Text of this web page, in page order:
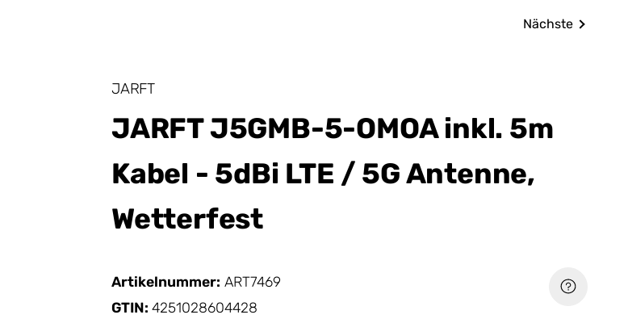
Nächste
JARFT
JARFT J5GMB-5-OMOA inkl. 5m
Kabel - 5dBi LTE / 5G Antenne,
Wetterfest
Artikelnummer: ART7469
GTIN: 4251028604428